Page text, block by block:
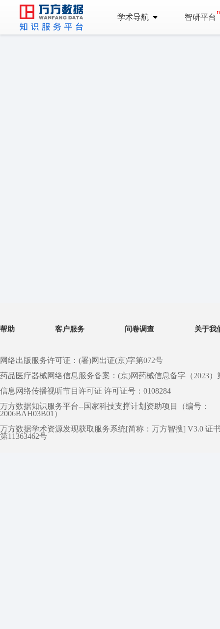
学术导航 智研平台
帮助 客户服务 问卷调查 关于我
网络出版服务许可证：(署)网出证(京)字第072号
药品医疗器械网络信息服务备案：(京)网药械信息备字（2023）
信息网络传播视听节目许可证 许可证号：0108284
万方数据知识服务平台--国家科技支撑计划资助项目（编号：
2006BAH03B01）
万方数据学术资源发现获取服务系统[简称：万方智搜] V3.0 证
第11363462号